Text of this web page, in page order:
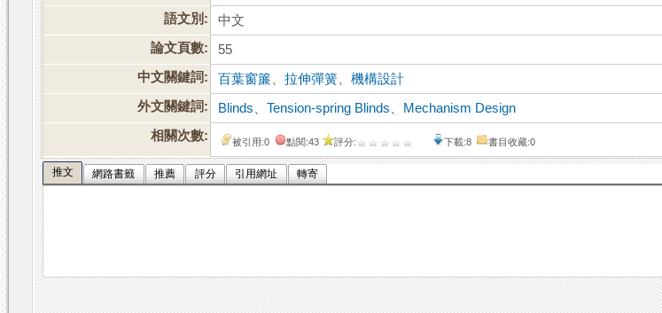
語文別:
中文
論文頁數:
55
中文關鍵詞:
百葉窗簾 、拉伸彈簧 、機構設計
外文關鍵詞:
Blinds 、Tension-spring Blinds
Mechanism Design
相關次數:
被引用:0 點閱:43 評分: 下載:8 書目收藏:0
推文 網路書籤 推薦 評分 引用網址 轉寄